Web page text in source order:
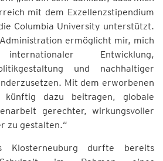
mit dem Exzellenzstipendium
Columbia University unterstützt.
ermöglicht mir, mich
Entwicklung,
und nachhaltiger
Mit dem erworbenen
künftig dazu beitragen, globale
gerechter, wirkungsvoller
zu gestalten.“
Klosterneuburg durfte bereits